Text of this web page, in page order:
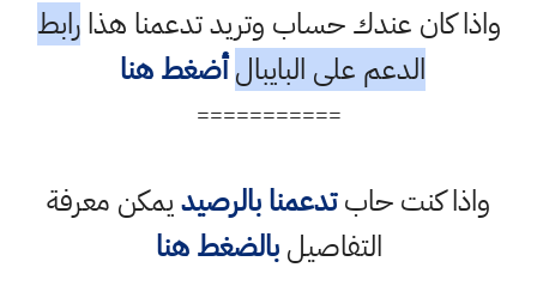
واذا كان عندك حساب وتريد تدعمنا هذارابط
الدعم على البايبال أضغط هنا
===========
واذا كنت حابتدعمنا بالرصيديمكن معرفة
التفاصيلبالضغط هنا